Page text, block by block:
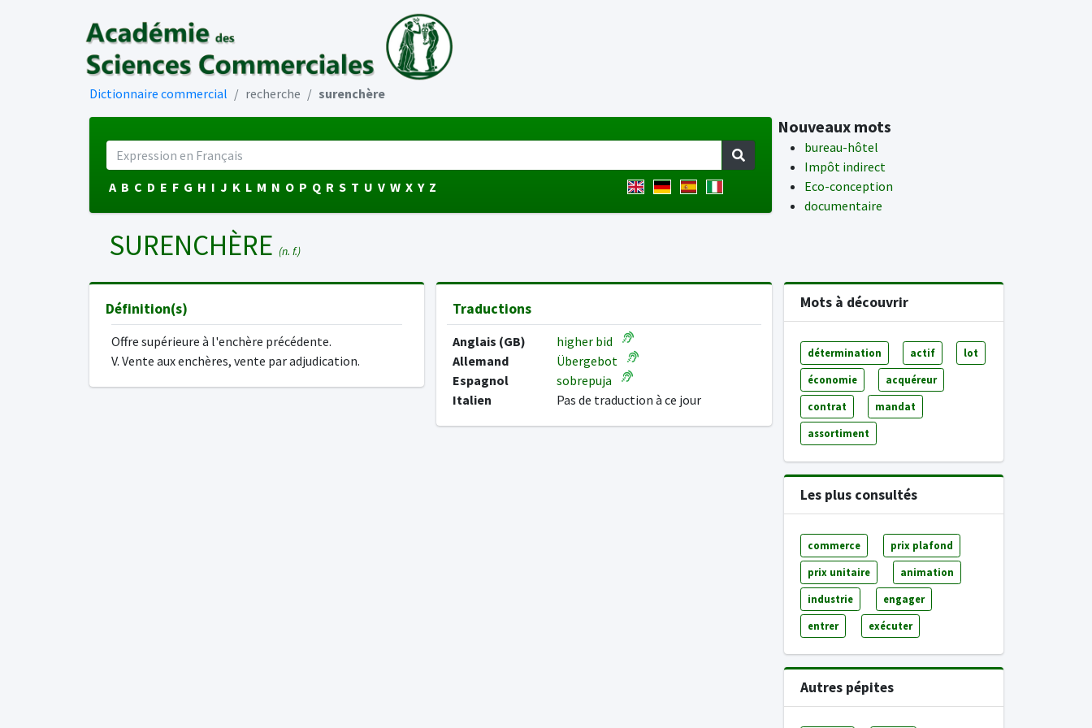
Dictionnaire commercial recherche surenchère
A B C D E F G H I J K L M N O P Q R S T U V W X Y Z
Nouveaux mots
bureau-hôtel
Impôt indirect
Eco-conception
documentaire
SURENCHÈRE (n. f.)
Définition(s)
Offre supérieure à l'enchère précédente.
V. Vente aux enchères, vente par adjudication.
Traductions
Anglais (GB)
higher bid
Allemand
Übergebot
Espagnol
sobrepuja
Italien
Pas de traduction à ce jour
Mots à découvrir
détermination actif lot
économie acquéreur
contrat mandat
assortiment
Les plus consultés
commerce prix plafond
prix unitaire animation
industrie engager
entrer exécuter
Autres pépites